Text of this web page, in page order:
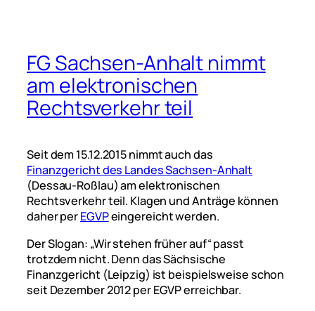
FG Sachsen-Anhalt nimmt
am elektronischen
Rechtsverkehr teil
Seit dem 15.12.2015 nimmt auch das
Finanzgericht des Landes Sachsen-Anhalt
(Dessau-Roßlau) am elektronischen
Rechtsverkehr teil. Klagen und Anträge können
daher perEGVPeingereicht werden.
Der Slogan: „Wir stehen früher auf“ passt
trotzdem nicht. Denn das Sächsische
Finanzgericht (Leipzig) ist beispielsweiseschon
seit Dezember 2012 per EGVP erreichbar.